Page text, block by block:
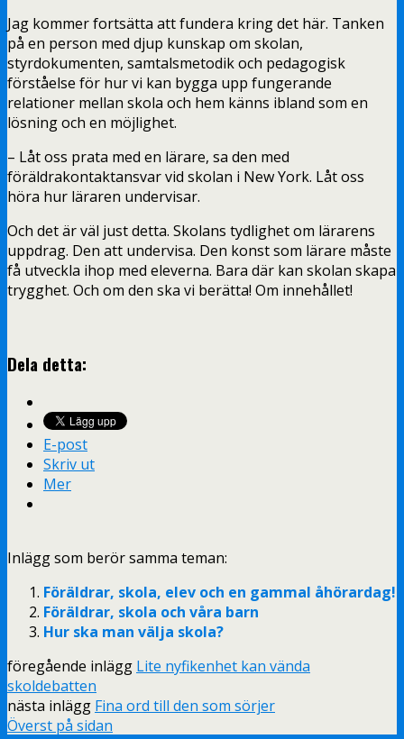
Jag kommer fortsätta att fundera kring det här. Tanken
på en person med djup kunskap om skolan,
styrdokumenten, samtalsmetodik och pedagogisk
förståelse för hur vi kan bygga upp fungerande
relationer mellan skola och hem känns ibland som en
lösning och en möjlighet.
– Låt oss prata med en lärare, sa den med
föräldrakontaktansvar vid skolan i New York. Låt oss
höra hur läraren undervisar.
Och det är väl just detta. Skolans tydlighet om lärarens
uppdrag. Den att undervisa. Den konst som lärare måste
få utveckla ihop med eleverna. Bara där kan skolan skapa
trygghet. Och om den ska vi berätta! Om innehållet!
Dela detta:
E-post
Skriv ut
Mer
Inlägg som berör samma teman:
Föräldrar, skola, elev och en gammal åhörardag!
Föräldrar, skola och våra barn
Hur ska man välja skola?
föregående inlägg Lite nyfikenhet kan vända
skoldebatten
nästa inlägg Fina ord till den som sörjer
Överst på sidan